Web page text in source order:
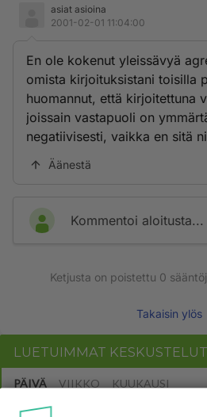
asiat asioina
2001-02-01 11:04:00
En ole kokenut yleissävyä
omista kirjoituksistani toisilla
huomannut, että kirjoitettuna
joissain vastapuoli on
negatiivisesti, vaikka en sitä
Äänestä
Kommentoi aloitusta...
Ketjusta on poistettu 0
Takaisin ylös
LUETUIMMAT KESKUSTELUT
PÄIVÄ VIIKKO KUUKAUSI